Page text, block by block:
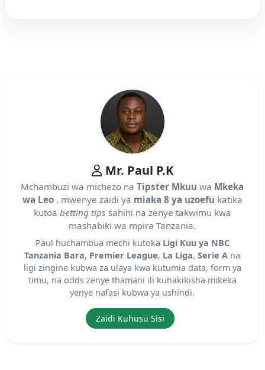
Mr. Paul P.K
Mchambuzi wa michezo naTipster Mkuu wa Mkeka
wa Leo , mwenye zaidi ya miaka 8 ya uzoefu katika
kutoa betting tips sahihi na zenye takwimu kwa
mashabiki wa mpira Tanzania.
Paul huchambua mechi kutoka Ligi Kuu ya NBC
Tanzania Bara, Premier League, La Liga,Serie A na
ligi zingine kubwa za ulaya kwa kutumia data, form ya
timu, na odds zenye thamani ili kuhakikisha mikeka
yenye nafasi kubwa ya ushindi.
Zaidi Kuhusu Sisi